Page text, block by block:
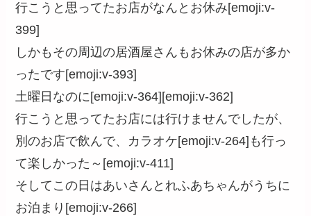
行こうと思ってたお店がなんとお休み[emoji:v-
399]
しかもその周辺の居酒屋さんもお休みの店が多か
ったです[emoji:v-393]
土曜日なのに[emoji:v-364][emoji:v-362]
行こうと思ってたお店には行けませんでしたが、
別のお店で飲んで、カラオケ[emoji:v-264]も行っ
て楽しかった～[emoji:v-411]
そしてこの日はあいさんとれふあちゃんがうちに
お泊まり[emoji:v-266]